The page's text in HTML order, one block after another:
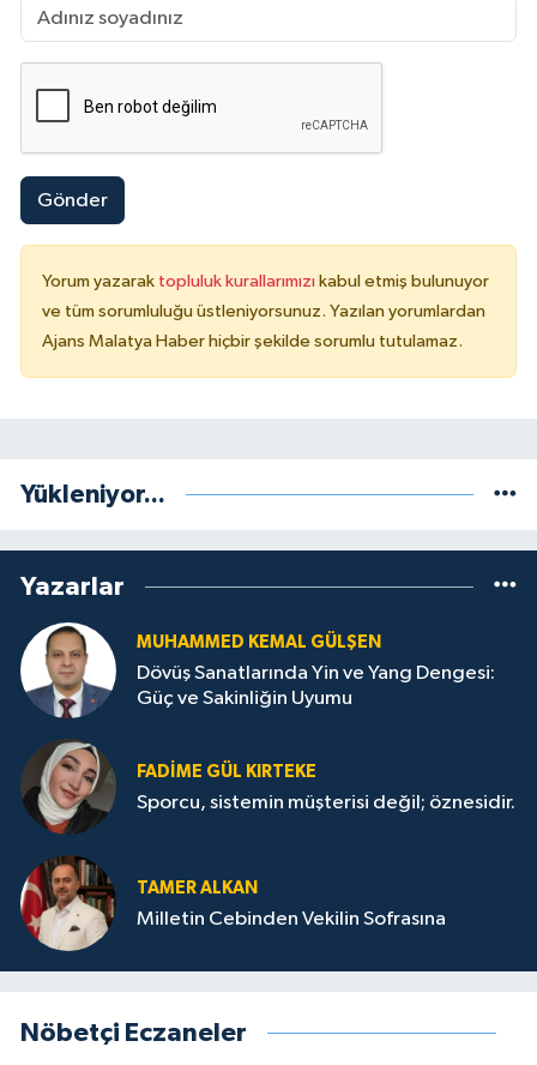
Gönder
Yorum yazarak topluluk kurallarımızı kabul etmiş bulunuyor
ve tüm sorumluluğu üstleniyorsunuz. Yazılan yorumlardan
Ajans Malatya Haber hiçbir şekilde sorumlu tutulamaz.
Yükleniyor...
Yazarlar
MUHAMMED KEMAL GÜLŞEN
Dövüş Sanatlarında Yin ve Yang Dengesi:
Güç ve Sakinliğin Uyumu
FADIME GÜL KIRTEKE
Sporcu, sistemin müşterisi değil; öznesidir.
TAMER ALKAN
Milletin Cebinden Vekilin Sofrasına
Nöbetçi Eczaneler